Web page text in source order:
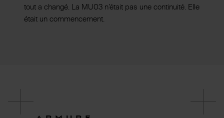
tout a changé. La MU03 n’était pas une continuité. Elle
était un commencement.